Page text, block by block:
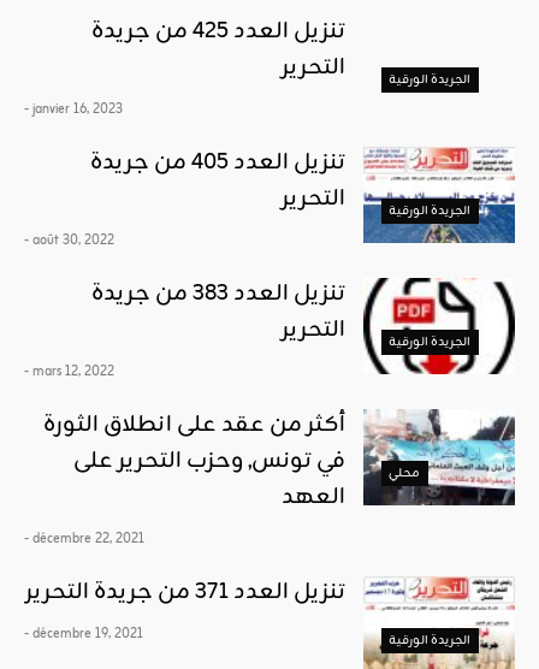
الجريدة الورقية
تنزيل العدد 425 من جريدة
التحرير
- janvier 16, 2023
الجريدة الورقية
تنزيل العدد 405 من جريدة
التحرير
- août 30, 2022
الجريدة الورقية
تنزيل العدد 383 من جريدة
التحرير
- mars 12, 2022
محلي
أكثر من عقد على انطلاق الثورة
في تونس, وحزب التحرير على
العهد
- décembre 22, 2021
الجريدة الورقية
تنزيل العدد 371 من جريدة التحرير
- décembre 19, 2021